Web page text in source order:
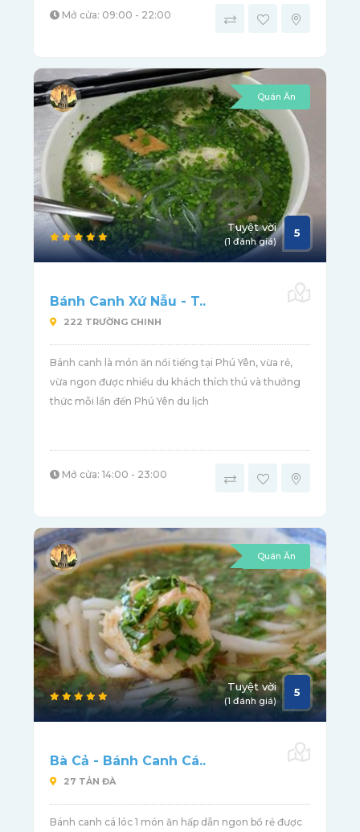
Mở cửa: 09:00 - 22:00
Quán Ăn
Tuyệt vời
(1 đánh giá)
5
Bánh Canh Xứ Nẫu - T..
222 TRƯỜNG CHINH
Bánh canh là món ăn nổi tiếng tại Phú Yên, vừa rẻ,
vừa ngon được nhiều du khách thích thú và thưởng
thức mỗi lần đến Phú Yên du lịch
Mở cửa: 14:00 - 23:00
Quán Ăn
Tuyệt vời
(1 đánh giá)
5
Bà Cả - Bánh Canh Cá..
27 TẢN ĐÀ
Bánh canh cá lóc 1 món ăn hấp dẫn ngon bổ rẻ được